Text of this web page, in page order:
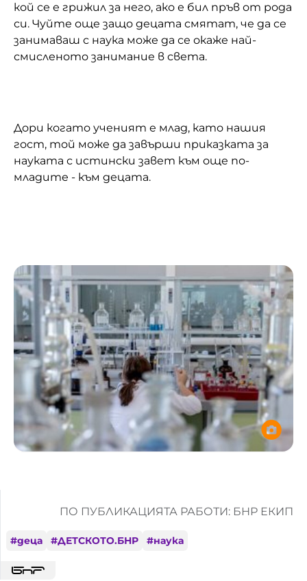
кой се е грижил за него, ако е бил пръв от рода
си. Чуйте още защо децата смятат, че да се
занимаваш с наука може да се окаже най-
смисленото занимание в света.
Дори когато ученият е млад, като нашия
гост, той може да завърши приказката за
науката с истински завет към още по-
младите - към децата.
ПО ПУБЛИКАЦИЯТА РАБОТИ: БНР ЕКИП
#деца #ДЕТСКОТО.БНР #наука